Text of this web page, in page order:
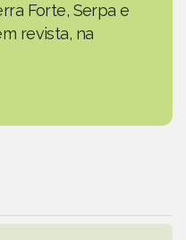
Forte, Serpa e
revista, na